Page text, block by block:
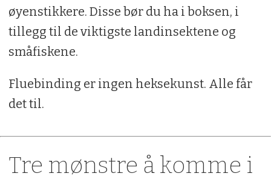
øyenstikkere. Disse bør du ha i boksen, i
tillegg til de viktigste landinsektene og
småfiskene.
Fluebinding er ingen heksekunst. Alle får
det til.
Tre mønstre å komme i